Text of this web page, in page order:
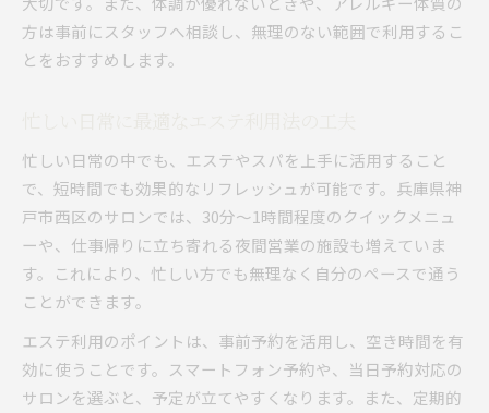
方は事前にスタッフへ相談し、無理のない範囲で利用するこ
とをおすすめします。
忙しい日常の中でも、エステやスパを上手に活用すること
で、短時間でも効果的なリフレッシュが可能です。兵庫県神
戸市西区のサロンでは、30分〜1時間程度のクイックメニュ
ーや、仕事帰りに立ち寄れる夜間営業の施設も増えていま
す。これにより、忙しい方でも無理なく自分のペースで通う
ことができます。
エステ利用のポイントは、事前予約を活用し、空き時間を有
効に使うことです。スマートフォン予約や、当日予約対応の
サロンを選ぶと、予定が立てやすくなります。また、定期的